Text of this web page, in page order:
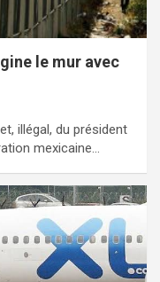
le mur avec
illégal, du président
mexicaine…